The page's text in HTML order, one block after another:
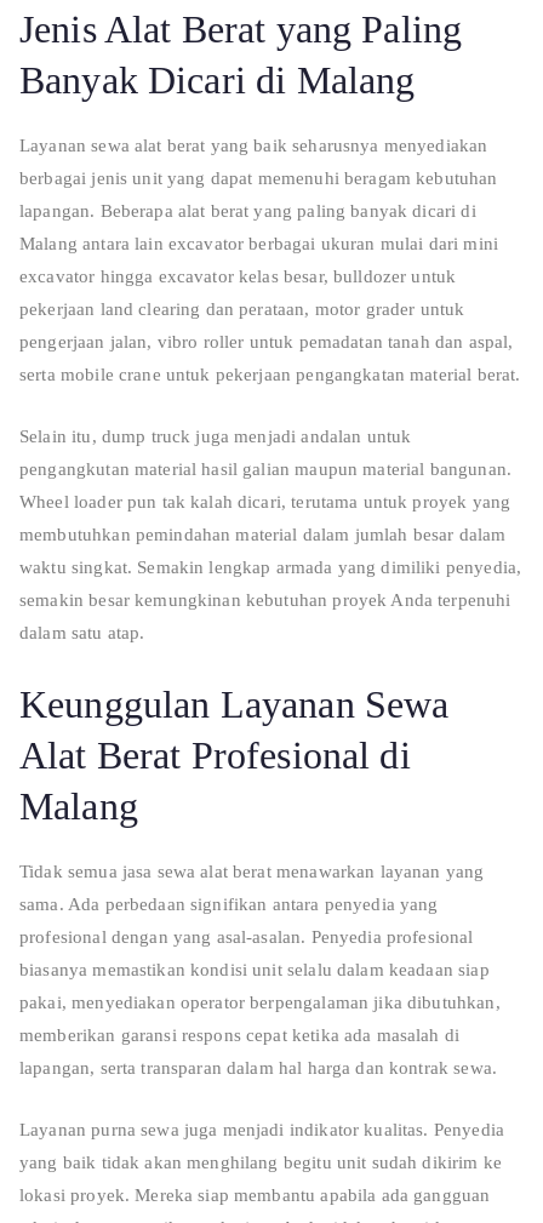
Jenis Alat Berat yang Paling
Banyak Dicari di Malang
Layanan sewa alat berat yang baik seharusnya menyediakan
berbagai jenis unit yang dapat memenuhi beragam kebutuhan
lapangan. Beberapa alat berat yang paling banyak dicari di
Malang antara lain excavator berbagai ukuran mulai dari mini
excavator hingga excavator kelas besar, bulldozer untuk
pekerjaan land clearing dan perataan, motor grader untuk
pengerjaan jalan, vibro roller untuk pemadatan tanah dan aspal,
serta mobile crane untuk pekerjaan pengangkatan material berat.
Selain itu, dump truck juga menjadi andalan untuk
pengangkutan material hasil galian maupun material bangunan.
Wheel loader pun tak kalah dicari, terutama untuk proyek yang
membutuhkan pemindahan material dalam jumlah besar dalam
waktu singkat. Semakin lengkap armada yang dimiliki penyedia,
semakin besar kemungkinan kebutuhan proyek Anda terpenuhi
dalam satu atap.
Keunggulan Layanan Sewa
Alat Berat Profesional di
Malang
Tidak semua jasa sewa alat berat menawarkan layanan yang
sama. Ada perbedaan signifikan antara penyedia yang
profesional dengan yang asal-asalan. Penyedia profesional
biasanya memastikan kondisi unit selalu dalam keadaan siap
pakai, menyediakan operator berpengalaman jika dibutuhkan,
memberikan garansi respons cepat ketika ada masalah di
lapangan, serta transparan dalam hal harga dan kontrak sewa.
Layanan purna sewa juga menjadi indikator kualitas. Penyedia
yang baik tidak akan menghilang begitu unit sudah dikirim ke
lokasi proyek. Mereka siap membantu apabila ada gangguan